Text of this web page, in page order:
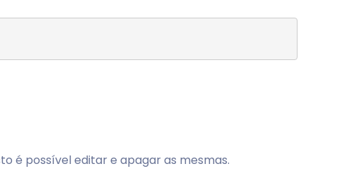
é possível editar e apagar as mesmas.